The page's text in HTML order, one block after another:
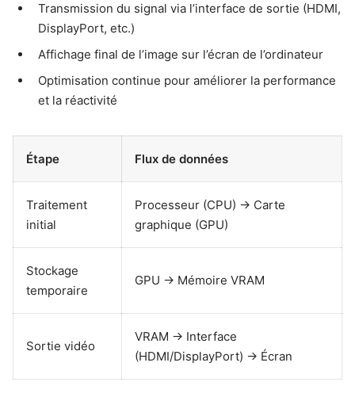
Transmission du signal via l’interface de sortie (HDMI,
DisplayPort, etc.)
Affichage final de l’image sur l’écran de l’ordinateur
Optimisation continue pour améliorer la performance
et la réactivité
Étape Flux de données
Traitement
initial
Processeur (CPU) → Carte
graphique (GPU)
Stockage
temporaire
GPU → Mémoire VRAM
Sortie vidéo
VRAM → Interface
(HDMI/DisplayPort) → Écran